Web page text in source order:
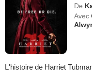
De
Avec
L'histoire de Harriet